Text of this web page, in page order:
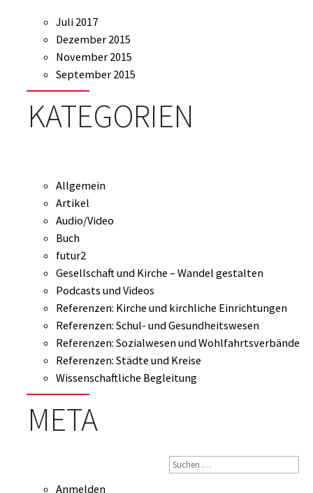
Juli 2017
Dezember 2015
November 2015
September 2015
KATEGORIEN
Allgemein
Artikel
Audio/Video
Buch
futur2
Gesellschaft und Kirche – Wandel gestalten
Podcasts und Videos
Referenzen: Kirche und kirchliche Einrichtungen
Referenzen: Schul- und Gesundheitswesen
Referenzen: Sozialwesen und Wohlfahrtsverbände
Referenzen: Städte und Kreise
Wissenschaftliche Begleitung
META
Anmelden